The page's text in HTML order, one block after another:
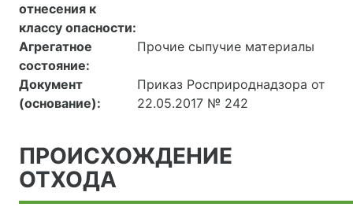
отнесения к
классу опасности:
Агрегатное
состояние:
Прочие сыпучие материалы
Документ
(основание):
Приказ Росприроднадзора от
22.05.2017 № 242
ПРОИСХОЖДЕНИЕ
ОТХОДА